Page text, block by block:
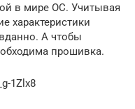
в мире ОС. Учитывая
характеристики
А чтобы
прошивка.
1Zlx8